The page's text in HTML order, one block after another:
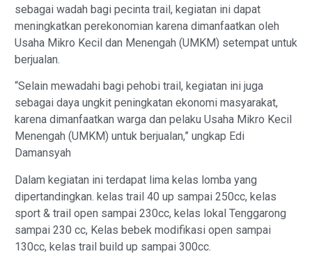
sebagai wadah bagi pecinta trail, kegiatan ini dapat
meningkatkan perekonomian karena dimanfaatkan oleh
Usaha Mikro Kecil dan Menengah (UMKM) setempat untuk
berjualan.
“Selain mewadahi bagi pehobi trail, kegiatan ini juga
sebagai daya ungkit peningkatan ekonomi masyarakat,
karena dimanfaatkan warga dan pelaku Usaha Mikro Kecil
Menengah (UMKM) untuk berjualan,” ungkap Edi
Damansyah
Dalam kegiatan ini terdapat lima kelas lomba yang
dipertandingkan. kelas trail 40 up sampai 250cc, kelas
sport & trail open sampai 230cc, kelas lokal Tenggarong
sampai 230 cc, Kelas bebek modifikasi open sampai
130cc, kelas trail build up sampai 300cc.